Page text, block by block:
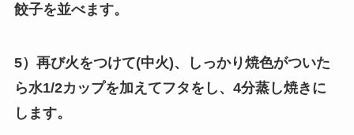
餃子を並べます。
5）再び火をつけて(中火)、しっかり焼色がついた
ら水1/2カップを加えてフタをし、4分蒸し焼きに
します。